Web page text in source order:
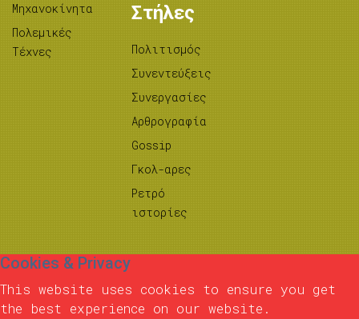
Μηχανοκίνητα
Πολεμικές
Τέχνες
Στήλες
Πολιτισμός
Συνεντεύξεις
Συνεργασίες
Αρθρογραφία
Gossip
Γκολ-αρες
Ρετρό
ιστορίες
Cookies & Privacy
This website uses cookies to ensure you get
the best experience on our website.